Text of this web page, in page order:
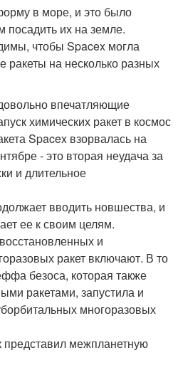
в море, и это было
посадить их на земле.
чтобы Spacex могла
ракеты на несколько разных
впечатляющие
химических ракет в космос
Spacex взорвалась на
- это вторая неудача за
и длительное
вводить новшества, и
ее к своим целям.
и
ракет включают. В то
безоса, которая также
ракетами, запустила и
многоразовых
межпланетную